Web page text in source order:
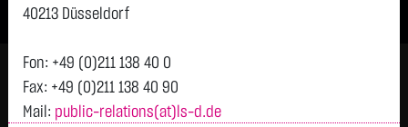
Verfügbarkeit der Website:
bemühen, den Dienst möglichst unterbrechungsfrei zum
Abruf anzubieten. Auch bei aller Sorgfalt können aber
Ausfallzeiten nicht ausgeschlossen werden. Die LANG &
40213 Düsseldorf
Fon: +49 (0)211 138 40 0
Fax: +49 (0)211 138 40 90
Mail: public-relations(at)ls-d.de